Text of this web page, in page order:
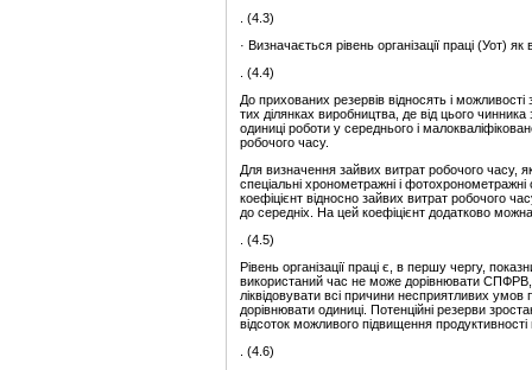
. (4.3)
· Визначається рівень організації праці (Уот)
. (4.4)
До прихованих резервів відносять і
тих ділянках виробництва, де від цього чинника
одиниці роботи у середнього і
робочого часу.
Для визначення зайвих витрат робочого часу,
спеціальні хронометражні і
коефіцієнт відносно зайвих витрат робочого
до середніх. На цей коефіцієнт додатково
. (4.5)
Рівень організації праці є, в першу чергу,
використаний час не може дорівнювати СПФРВ,
ліквідовувати всі причини несприятливих умов
дорівнювати одиниці. Потенційні резерви
відсоток можливого підвищення продуктивності
. (4.6)